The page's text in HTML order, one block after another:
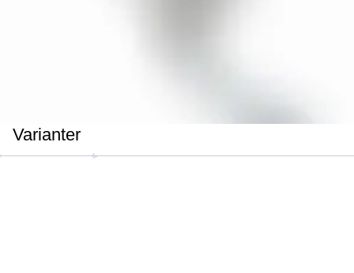
Varianter